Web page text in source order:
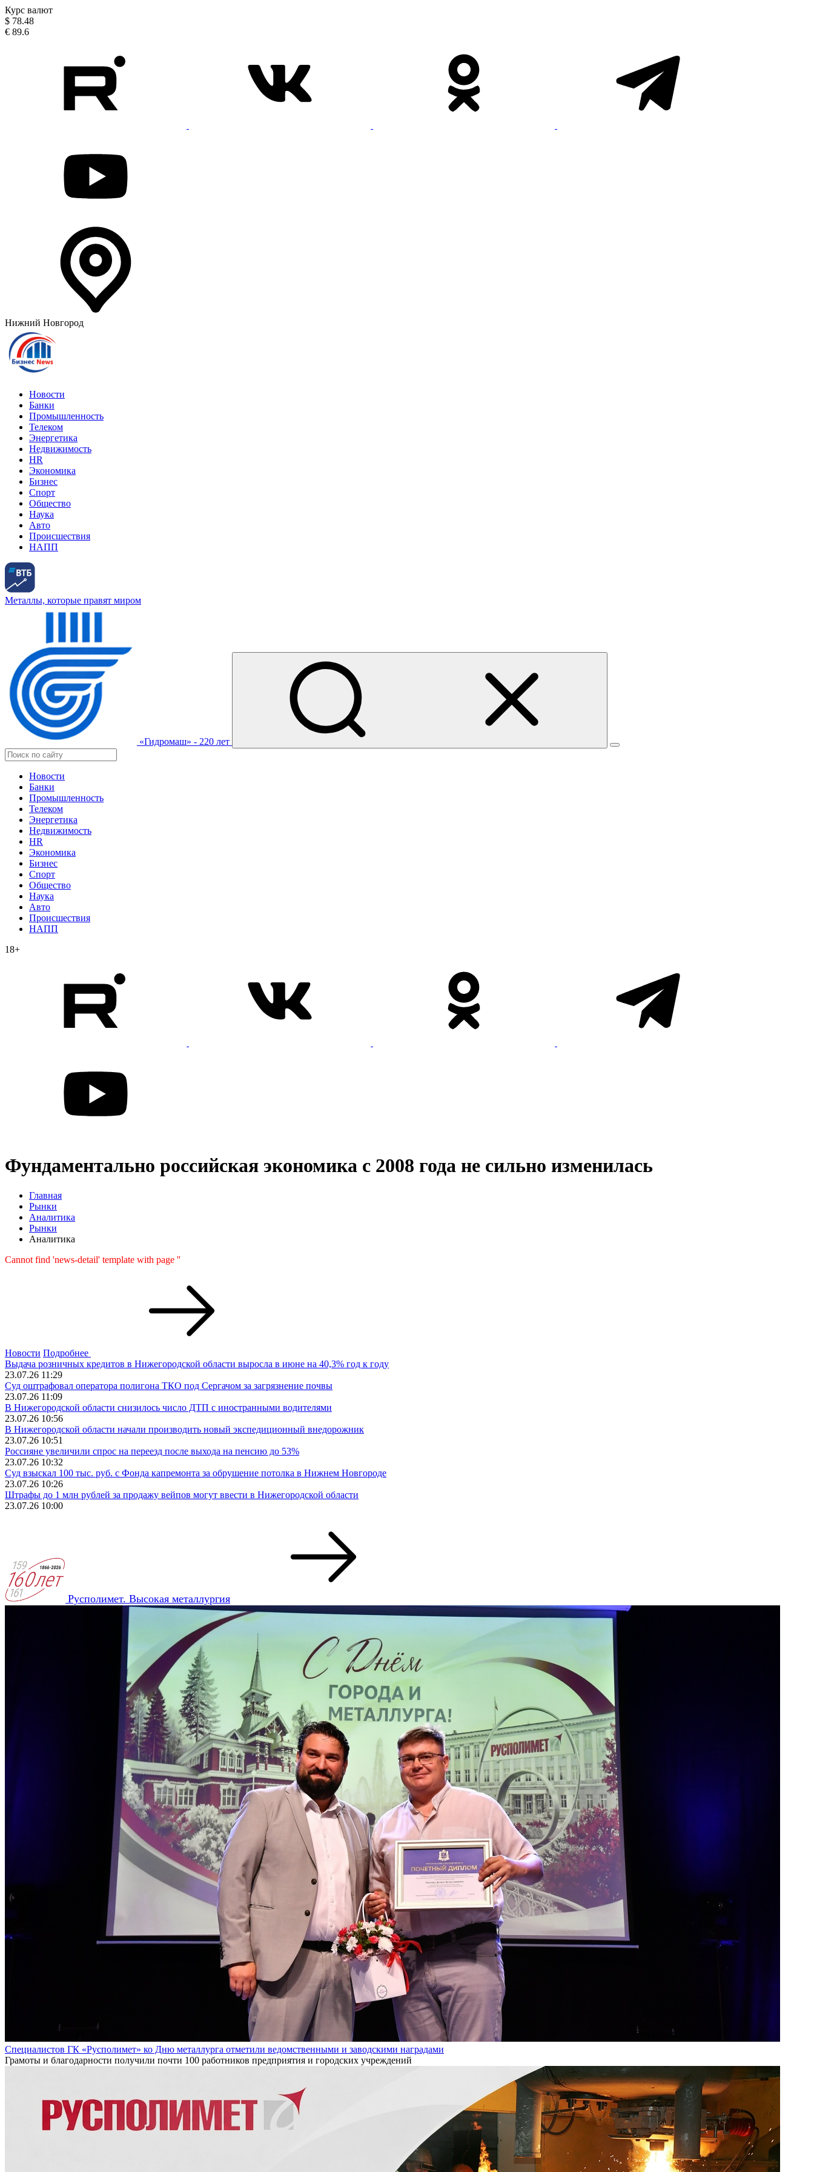
Курс валют
$ 78.48
€ 89.6
Нижний Новгород
Новости
Банки
Промышленность
Телеком
Энергетика
Недвижимость
HR
Экономика
Бизнес
Спорт
Общество
Наука
Авто
Происшествия
НАПП
Металлы, которые правят миром
«Гидромаш» - 220 лет
Новости
Банки
Промышленность
Телеком
Энергетика
Недвижимость
HR
Экономика
Бизнес
Спорт
Общество
Наука
Авто
Происшествия
НАПП
18+
Фундаментально российская экономика с 2008 года не сильно изменилась
Главная
Рынки
Аналитика
Рынки
Аналитика
Cannot find 'news-detail' template with page ''
Новости Подробнее
Выдача розничных кредитов в Нижегородской области выросла в июне на 40,3% год к году
23.07.26 11:29
Суд оштрафовал оператора полигона ТКО под Сергачом за загрязнение почвы
23.07.26 11:09
В Нижегородской области снизилось число ДТП с иностранными водителями
23.07.26 10:56
В Нижегородской области начали производить новый экспедиционный внедорожник
23.07.26 10:51
Россияне увеличили спрос на переезд после выхода на пенсию до 53%
23.07.26 10:32
Суд взыскал 100 тыс. руб. с Фонда капремонта за обрушение потолка в Нижнем Новгороде
23.07.26 10:26
Штрафы до 1 млн рублей за продажу вейпов могут ввести в Нижегородской области
23.07.26 10:00
Русполимет. Высокая металлургия
Специалистов ГК «Русполимет» ко Дню металлурга отметили ведомственными и заводскими наградами
Грамоты и благодарности получили почти 100 работников предприятия и городских учреждений